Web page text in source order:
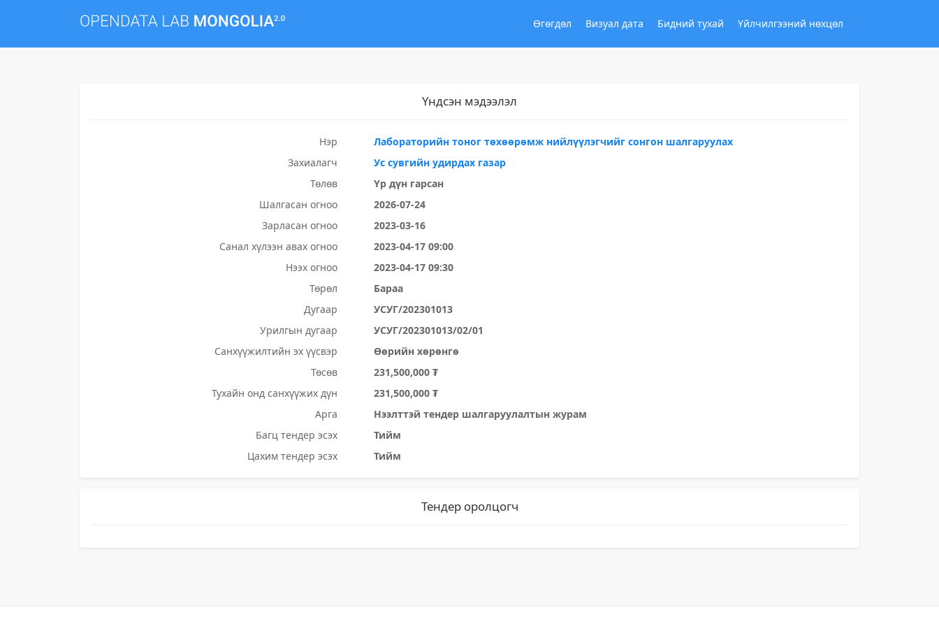
Өгөгдөл Визуал дата Бидний тухай Үйлчилгээний нөхцөл
Үндсэн мэдээлэл
Нэр
Лабораторийн тоног төхөөрөмж нийлүүлэгчийг сонгон шалгаруулах
Захиалагч
Ус сувгийн удирдах газар
Төлөв
Үр дүн гарсан
Шалгасан огноо
2026-07-24
Зарласан огноо
2023-03-16
Санал хүлээн авах огноо
2023-04-17 09:00
Нээх огноо
2023-04-17 09:30
Төрөл
Бараа
Дугаар
УСУГ/202301013
Урилгын дугаар
УСУГ/202301013/02/01
Санхүүжилтийн эх үүсвэр
Өөрийн хөрөнгө
Төсөв
231,500,000 ₮
Тухайн онд санхүүжих дүн
231,500,000 ₮
Арга
Нээлттэй тендер шалгаруулалтын журам
Багц тендер эсэх
Тийм
Цахим тендер эсэх
Тийм
Тендер оролцогч